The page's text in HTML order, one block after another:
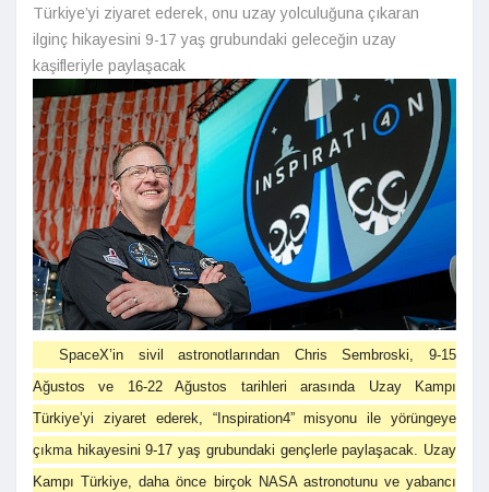
Türkiye’yi ziyaret ederek, onu uzay yolculuğuna çıkaran
ilginç hikayesini 9-17 yaş grubundaki geleceğin uzay
kaşifleriyle paylaşacak
SpaceX’in sivil astronotlarından Chris Sembroski, 9-15
Ağustos ve 16-22 Ağustos tarihleri arasında Uzay Kampı
Türkiye’yi ziyaret ederek, “Inspiration4” misyonu ile yörüngeye
çıkma hikayesini 9-17 yaş grubundaki gençlerle paylaşacak. Uzay
Kampı Türkiye, daha önce birçok NASA astronotunu ve yabancı